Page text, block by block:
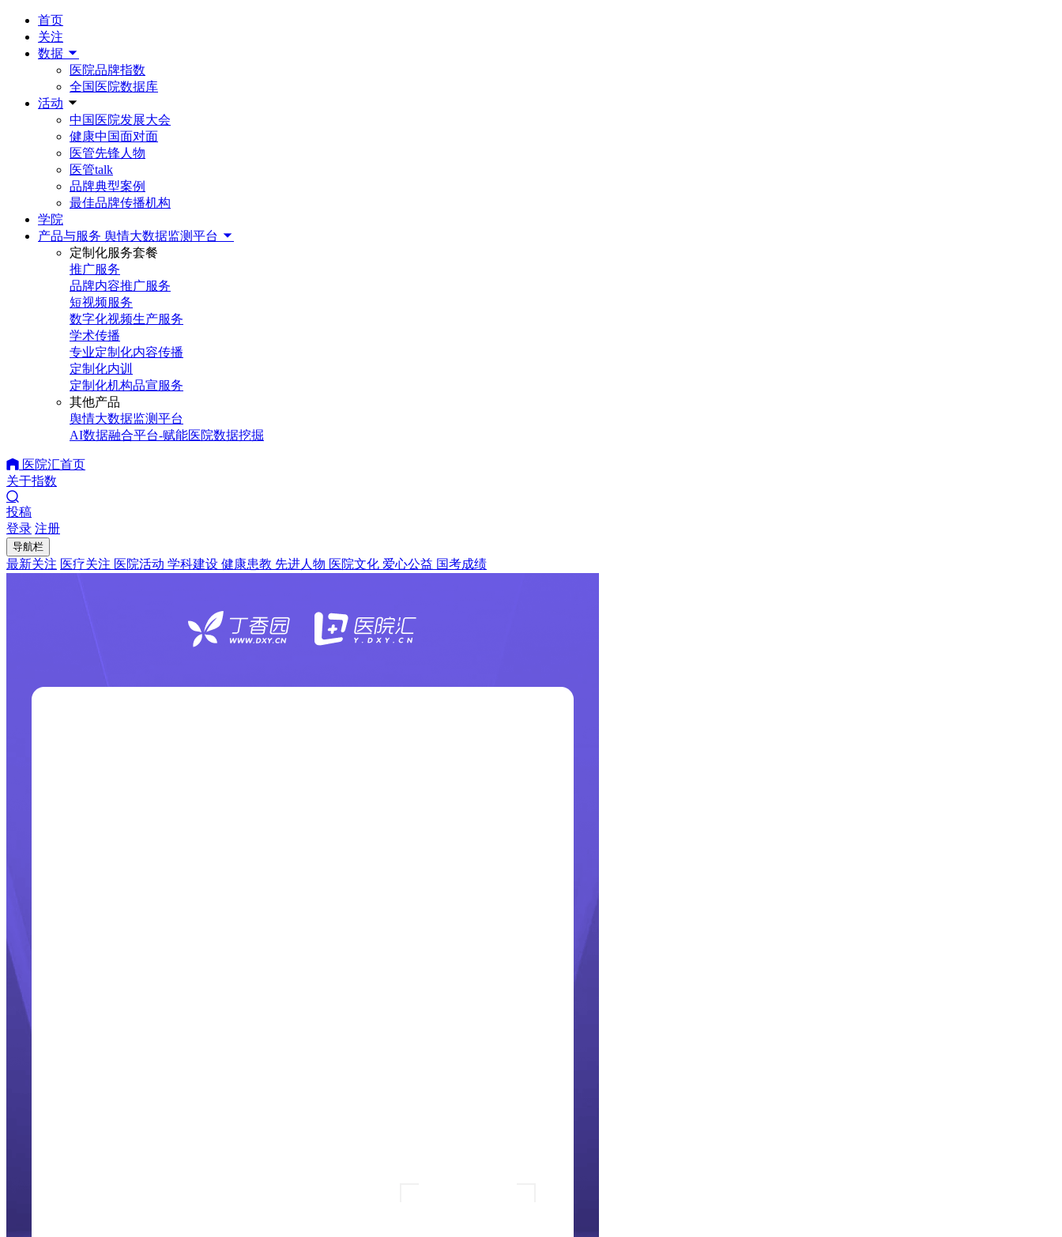
首页
关注
数据
医院品牌指数
全国医院数据库
活动
中国医院发展大会
健康中国面对面
医管先锋人物
医管talk
品牌典型案例
最佳品牌传播机构
学院
产品与服务 舆情大数据监测平台
定制化服务套餐
推广服务
品牌内容推广服务
短视频服务
数字化视频生产服务
学术传播
专业定制化内容传播
定制化内训
定制化机构品宣服务
其他产品
舆情大数据监测平台
AI数据融合平台-赋能医院数据挖掘
医院汇首页
关于指数
投稿
登录 注册
导航栏
最新关注 医疗关注 医院活动 学科建设 健康患教 先进人物 医院文化 爱心公益 国考成绩